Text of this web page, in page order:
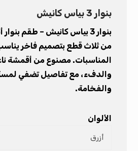
بنوار 3 بياس كانيش
بنوار 3 بياس كانيش – طقم
من ثلاث قطع بتصميم فاخر
المناسبات. مصنوع من أقمشة
والدفء، مع تفاصيل تضفي
والفخامة.
الألوان